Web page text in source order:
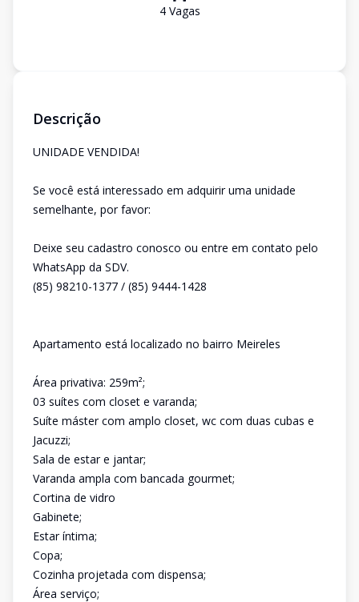
4Vagas
Descrição
UNIDADE VENDIDA!
Se você está interessado em adquirir uma unidade
semelhante, por favor:
Deixe seu cadastro conosco ou entre em contato pelo
WhatsApp da SDV.
(85) 98210-1377 / (85) 9444-1428
Apartamento está localizado no bairro Meireles
Área privativa: 259m²;
03 suítes com closet e varanda;
Suíte máster com amplo closet, wc com duas cubas e
Jacuzzi;
Sala de estar e jantar;
Varanda ampla com bancada gourmet;
Cortina de vidro
Gabinete;
Estar íntima;
Copa;
Cozinha projetada com dispensa;
Área serviço;